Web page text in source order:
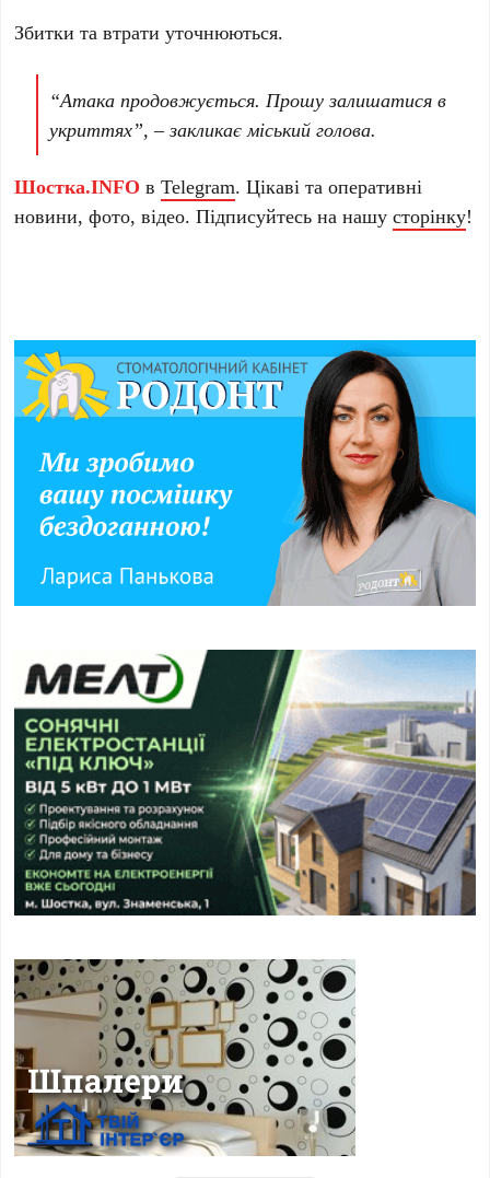
Збитки та втрати уточнюються.
“Атака продовжується. Прошу залишатися в
укриттях”, – закликає міський голова.
Шостка.INFO вTelegram. Цікаві та оперативні
новини, фото, відео. Підписуйтесь на нашусторінку!